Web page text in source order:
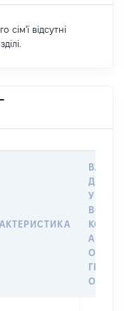
сім'ї відсутні
ДАТУ
У
АБО